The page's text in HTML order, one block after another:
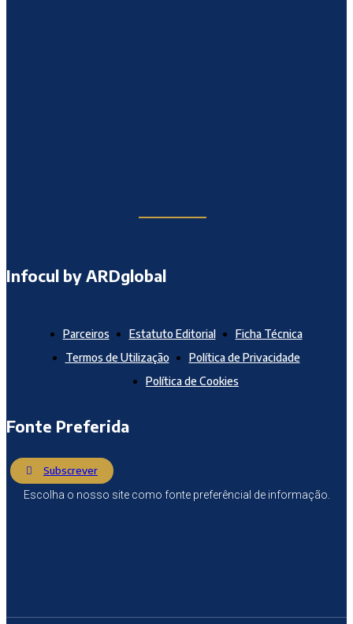
Infocul by ARDglobal
Parceiros Estatuto Editorial
Ficha Técnica
Termos de Utilização
Política de Privacidade
Política de Cookies
Fonte Preferida
Subscrever
Escolha o nosso site como fonte preferêncial de informação.